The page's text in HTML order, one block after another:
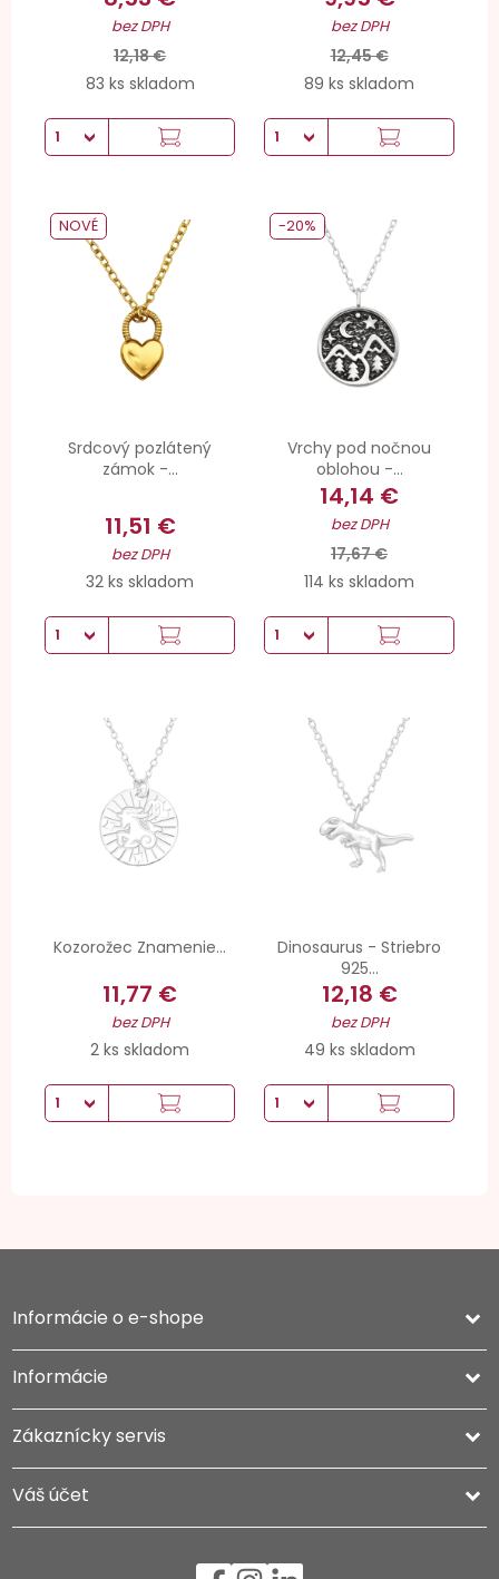
bez DPH
12,18 €
83 ks skladom
bez DPH
12,45 €
89 ks skladom
Srdcový pozlátený
zámok -...
11,51 €
bez DPH
32 ks skladom
NOVÉ
Vrchy pod nočnou
oblohou -...
14,14 €
bez DPH
17,67 €
114 ks skladom
-20%
Kozorožec Znamenie...
11,77 €
bez DPH
2 ks skladom
Dinosaurus - Striebro
925...
12,18 €
bez DPH
49 ks skladom
Informácie o e-shope keyboard_arrow_down
Informácie 
Zákaznícky servis 
Váš účet 